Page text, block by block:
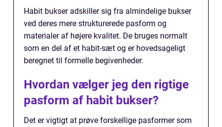
Habit bukser adskiller sig fra almindelige bukser
ved deres mere strukturerede pasform og
materialer af højere kvalitet. De bruges normalt
som en del af et habit-sæt og er hovedsageligt
beregnet til formelle begivenheder.
Hvordan vælger jeg den rigtige
pasform af habit bukser?
Det er vigtigt at prøve forskellige pasformer som